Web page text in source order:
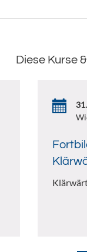
Diese Kurse